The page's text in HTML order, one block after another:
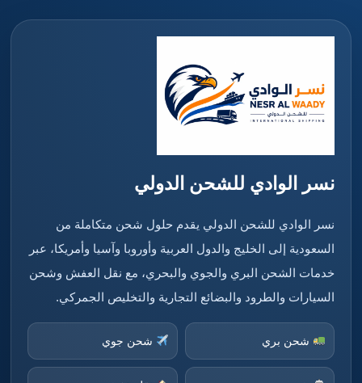
نسر الوادي للشحن الدولي
نسر الوادي للشحن الدولي يقدم حلول شحن متكاملة من
السعودية إلى الخليج والدول العربية وأوروبا وآسيا وأمريكا، عبر
خدمات الشحن البري والجوي والبحري، مع نقل العفش وشحن
السيارات والطرود والبضائع التجارية والتخليص الجمركي.
شحن بري شحن جوي